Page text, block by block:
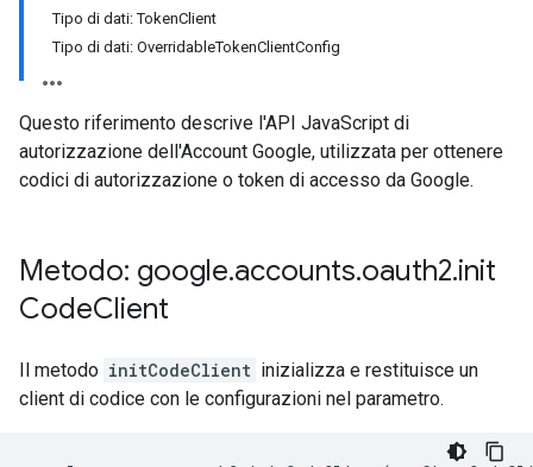
Tipo di dati: TokenClient
Tipo di dati: OverridableTokenClientConfig
Questo riferimento descrive l'API JavaScript di
autorizzazione dell'Account Google, utilizzata per ottenere
codici di autorizzazione o token di accesso da Google.
Metodo: google.accounts.oauth2.init
CodeClient
Il metodo initCodeClient inizializza e restituisce un
client di codice con le configurazioni nel parametro.